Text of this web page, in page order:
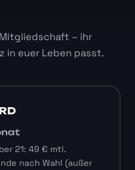
– ihr
in euer Leben passt.
21: 49 € mtl.
nach Wahl (außer